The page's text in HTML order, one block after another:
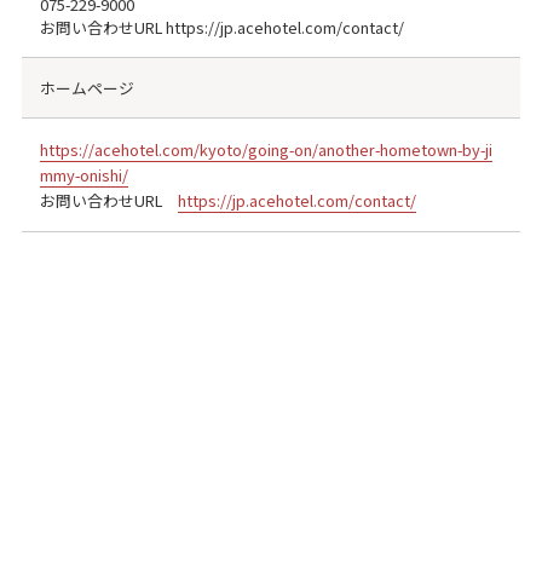
075-229-9000
お問い合わせURL https://jp.acehotel.com/contact/
ホームページ
https://acehotel.com/kyoto/going-on/another-hometown-by-ji
mmy-onishi/
お問い合わせURL https://jp.acehotel.com/contact/